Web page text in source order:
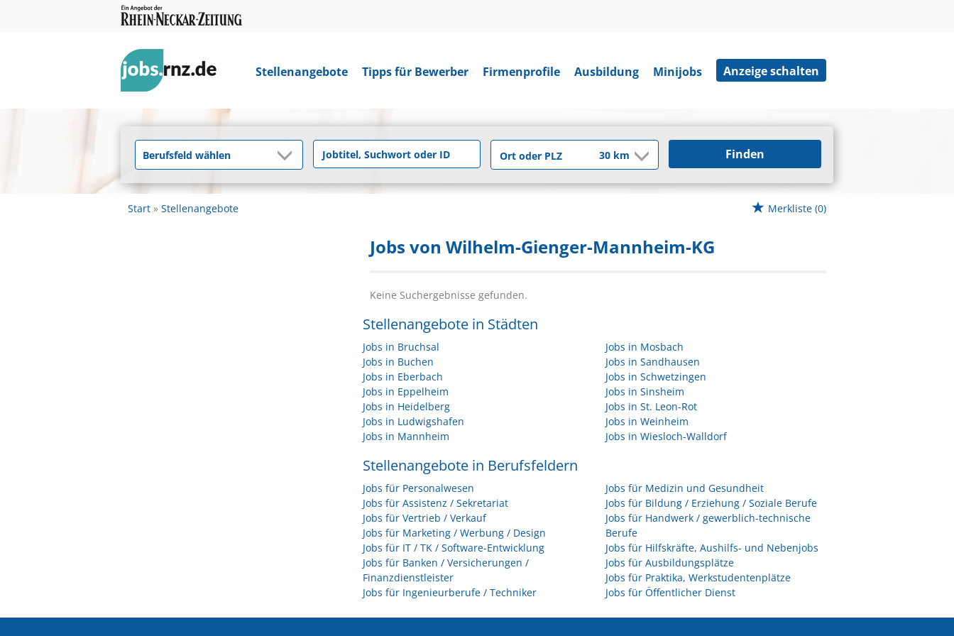
Stellenangebote Tipps für Bewerber Firmenprofile Ausbildung Minijobs Anzeige schalten
Finden
Start Stellenangebote Merkliste (0)
Jobs von Wilhelm-Gienger-Mannheim-KG
Keine Suchergebnisse gefunden.
Stellenangebote in Städten
Jobs in Bruchsal
Jobs in Buchen
Jobs in Eberbach
Jobs in Eppelheim
Jobs in Heidelberg
Jobs in Ludwigshafen
Jobs in Mannheim
Jobs in Mosbach
Jobs in Sandhausen
Jobs in Schwetzingen
Jobs in Sinsheim
Jobs in St. Leon-Rot
Jobs in Weinheim
Jobs in Wiesloch-Walldorf
Stellenangebote in Berufsfeldern
Jobs für Personalwesen
Jobs für Assistenz / Sekretariat
Jobs für Vertrieb / Verkauf
Jobs für Marketing / Werbung / Design
Jobs für IT / TK / Software-Entwicklung
Jobs für Banken / Versicherungen /
Finanzdienstleister
Jobs für Ingenieurberufe / Techniker
Jobs für Medizin und Gesundheit
Jobs für Bildung / Erziehung / Soziale Berufe
Jobs für Handwerk / gewerblich-technische
Berufe
Jobs für Hilfskräfte, Aushilfs- und Nebenjobs
Jobs für Ausbildungsplätze
Jobs für Praktika, Werkstudentenplätze
Jobs für Öffentlicher Dienst